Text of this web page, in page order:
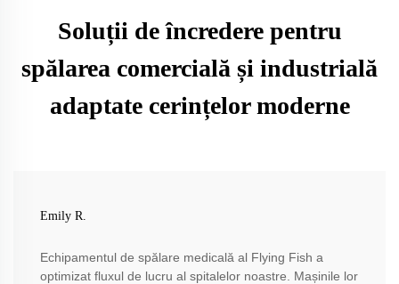
Soluții de încredere pentru
spălarea comercială și industrială
adaptate cerințelor moderne
Emily R.
Echipamentul de spălare medicală al Flying Fish a
optimizat fluxul de lucru al spitalelor noastre. Mașinile lor